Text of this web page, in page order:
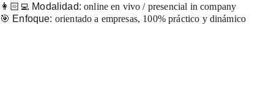
👩🏻‍💻 Modalidad: online en vivo / presencial in company
🎯 Enfoque: orientado a empresas, 100% práctico y dinámico